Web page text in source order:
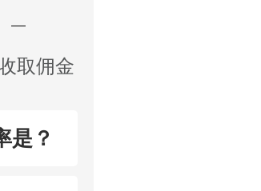
取佣金
是？